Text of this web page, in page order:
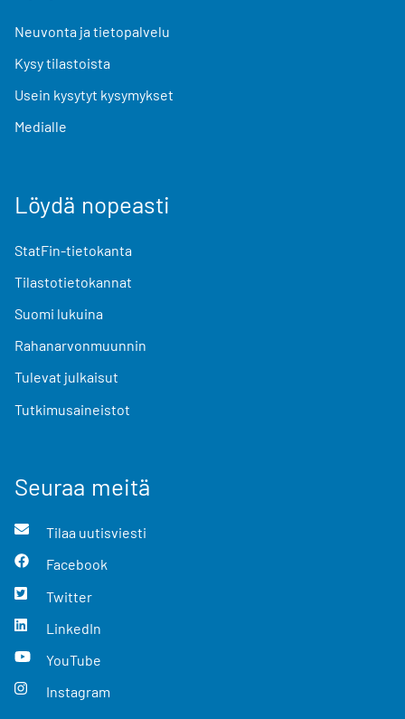
Neuvonta ja tietopalvelu
Kysy tilastoista
Usein kysytyt kysymykset
Medialle
Löydä nopeasti
StatFin-tietokanta
Tilastotietokannat
Suomi lukuina
Rahanarvonmuunnin
Tulevat julkaisut
Tutkimusaineistot
Seuraa meitä
Tilaa uutisviesti
Facebook
Twitter
LinkedIn
YouTube
Instagram